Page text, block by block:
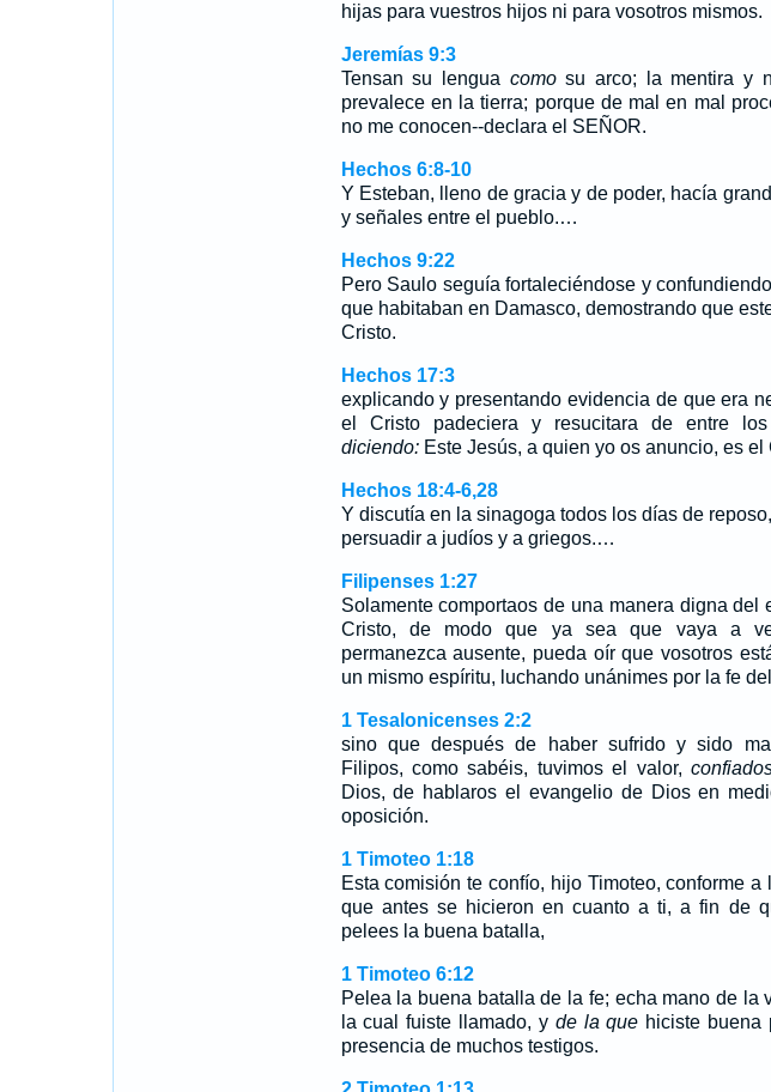
hijas para vuestros hijos ni para vosotros mismos.
Jeremías 9:3
Tensan su lengua comosu arco; la mentira y
prevalece en la tierra; porque de mal en mal
no me conocen--declara el SEÑOR.
Hechos 6:8-10
Y Esteban, lleno de gracia y de poder, hacía
y señales entre el pueblo.…
Hechos 9:22
Pero Saulo seguía fortaleciéndose y
que habitaban en Damasco, demostrando que
Cristo.
Hechos 17:3
explicando y presentando evidencia de que era
el Cristo padeciera y resucitara de entre
diciendo:Este Jesús, a quien yo os anuncio, es el
Hechos 18:4-6,28
Y discutía en la sinagoga todos los días de
persuadir a judíos y a griegos.…
Filipenses 1:27
Solamente comportaos de una manera digna del
Cristo, de modo que ya sea que vaya a
permanezca ausente, pueda oír que vosotros
un mismo espíritu, luchando unánimes por la fe
1 Tesalonicenses 2:2
sino que después de haber sufrido y sido
Filipos, como sabéis, tuvimos el valor,
Dios, de hablaros el evangelio de Dios en
oposición.
1 Timoteo 1:18
Esta comisión te confío, hijo Timoteo, conforme a
que antes se hicieron en cuanto a ti, a fin de
pelees la buena batalla,
1 Timoteo 6:12
Pelea la buena batalla de la fe; echa mano de la
la cual fuiste llamado, y de la que hiciste buena
presencia de muchos testigos.